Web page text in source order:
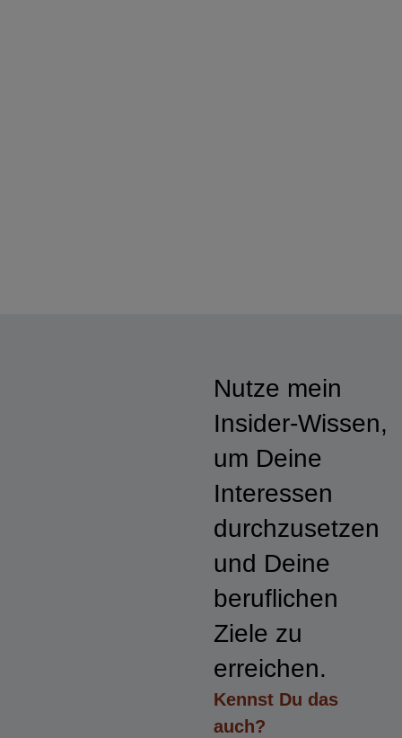
Nutze mein
Insider-Wissen,
um Deine
Interessen
durchzusetzen
und Deine
beruflichen
Ziele zu
erreichen.
Kennst Du das
auch?